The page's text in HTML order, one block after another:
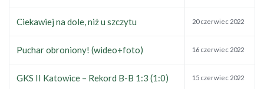
Ciekawiej na dole, niż u szczytu 20 czerwiec 2022
Puchar obroniony! (wideo+foto) 16 czerwiec 2022
GKS II Katowice – Rekord B-B 1:3 (1:0) 15 czerwiec 2022